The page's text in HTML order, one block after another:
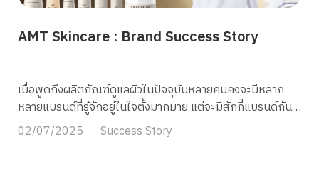
AMT Skincare : Brand Success Story
เมื่อพูดถึงผลิตภัณฑ์ดูแลผิวในปัจจุบันหลายคนคงจะมีหลาก
หลายแบรนด์ที่รู้จักอยู่ในใจตั้งมากมาย แต่จะมีสักกี่แบรนด์กันที่
ให้ความสำคัญกับความเข้าใจในผิวอย่างแท้จริง…AMT
Skincare แบรนด์สกินแคร์ไทยที่มีความตั้งใจอยากให้ทุกๆคนมี
02/07/2025 Success Story